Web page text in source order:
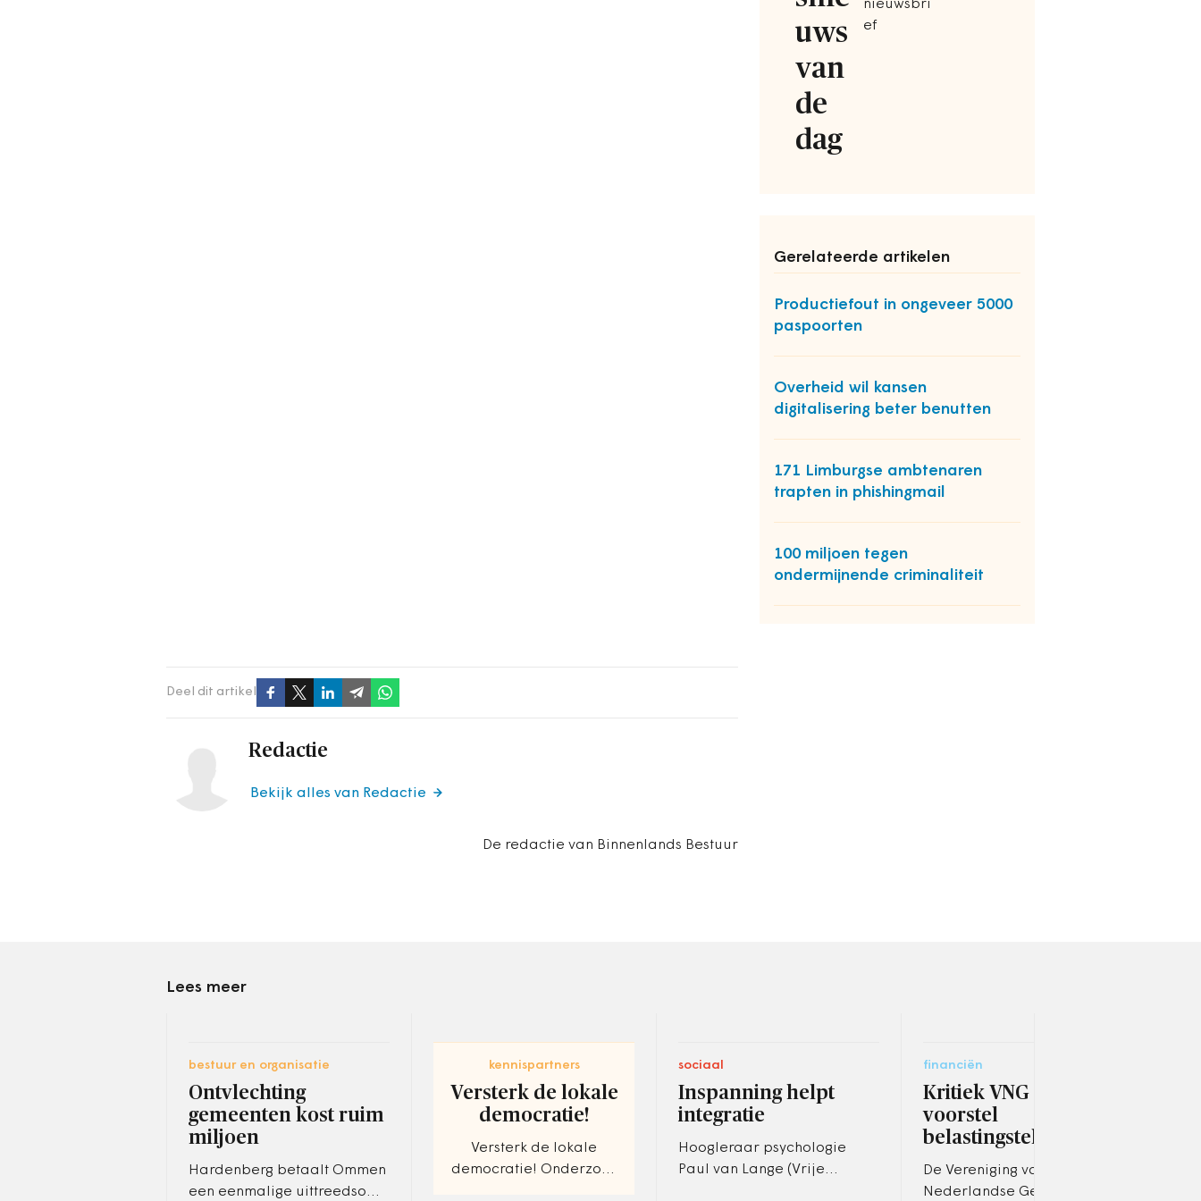
uws
van
de
dag
nieuwsbri
ef
Gerelateerde artikelen
Productiefout in ongeveer 5000
paspoorten
Overheid wil kansen
digitalisering beter benutten
171 Limburgse ambtenaren
trapten in phishingmail
100 miljoen tegen
ondermijnende criminaliteit
Deel dit artikel
Redactie
De redactie van Binnenlands Bestuur
Bekijk alles van Redactie
Lees meer
bestuur en organisatie
Ontvlechting
gemeenten kost ruim
miljoen
Hardenberg betaalt Ommen
een eenmalige uittreedsom
kennispartners
Versterk de lokale
democratie!
Versterk de lokale
democratie! Onderzoek
sociaal
Inspanning helpt
integratie
Hoogleraar psychologie
Paul van Lange (Vrije
financiën
Kritiek VNG op
voorstel
belastingstelsel UvW
De Vereniging van
Nederlandse Gemeenten